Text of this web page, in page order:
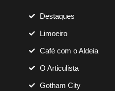
Destaques
Limoeiro
Café com o Aldeia
O Articulista
Gotham City